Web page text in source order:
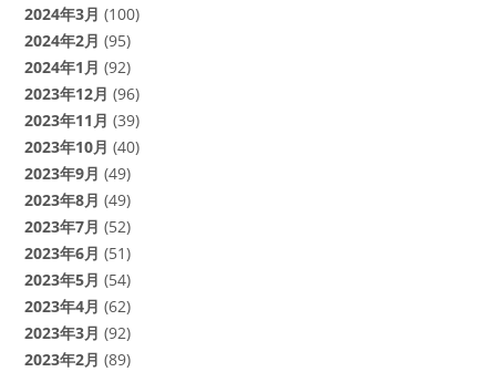
2024年3月 (100)
2024年2月 (95)
2024年1月 (92)
2023年12月 (96)
2023年11月 (39)
2023年10月 (40)
2023年9月 (49)
2023年8月 (49)
2023年7月 (52)
2023年6月 (51)
2023年5月 (54)
2023年4月 (62)
2023年3月 (92)
2023年2月 (89)